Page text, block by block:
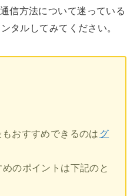
信方法について迷っている
タルしてみてください。
おすすめできるのは グ
のポイントは下記のと